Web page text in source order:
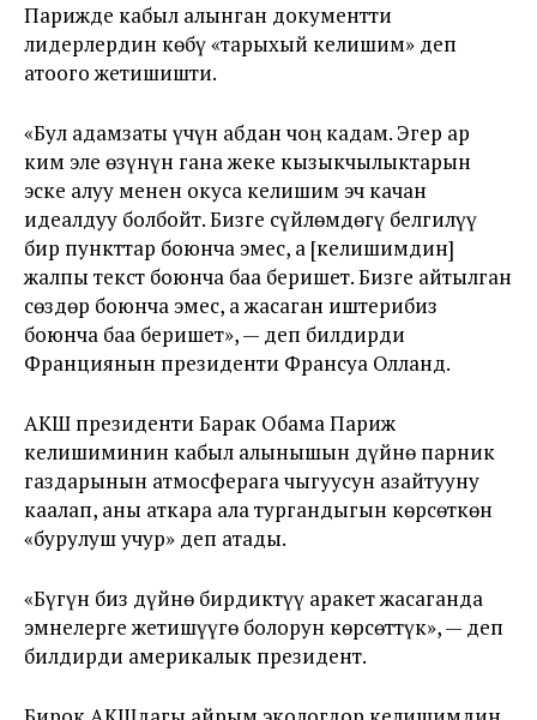
Парижде кабыл алынган документти
лидерлердин көбү «тарыхый келишим» деп
атоого жетишишти.
«Бул адамзаты үчүн абдан чоң кадам. Эгер ар
ким эле өзүнүн гана жеке кызыкчылыктарын
эске алуу менен окуса келишим эч качан
идеалдуу болбойт. Бизге сүйлөмдөгү белгилүү
бир пункттар боюнча эмес, а [келишимдин]
жалпы текст боюнча баа беришет. Бизге айтылган
сөздөр боюнча эмес, а жасаган иштерибиз
боюнча баа беришет», — деп билдирди
Франциянын президенти Франсуа Олланд.
АКШ президенти Барак Обама Париж
келишиминин кабыл алынышын дүйнө парник
газдарынын атмосферага чыгуусун азайтууну
каалап, аны аткара ала тургандыгын көрсөткөн
«бурулуш учур» деп атады.
«Бүгүн биз дүйнө бирдиктүү аракет жасаганда
эмнелерге жетишүүгө болорун көрсөттүк», — деп
билдирди америкалык президент.